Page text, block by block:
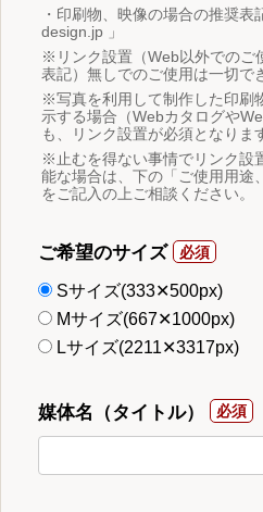
・印刷物、映像の場合の推奨
design.jp 」
※リンク設置（Web以外でのご
表記）無しでのご使用は一切で
※写真を利用して制作した印刷
示する場合（Webカタログや
も、リンク設置が必須となりま
※止むを得ない事情でリンク設
能な場合は、下の「ご使用用途
をご記入の上ご相談ください。
ご希望のサイズ
Sサイズ(333✕500px)
Mサイズ(667✕1000px)
Lサイズ(2211✕3317px)
媒体名（タイトル）